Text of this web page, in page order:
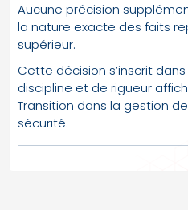
Aucune précision
la nature exacte des faits
supérieur.
Cette décision s’inscrit
discipline et de rigueur
Transition dans la gestion
sécurité.